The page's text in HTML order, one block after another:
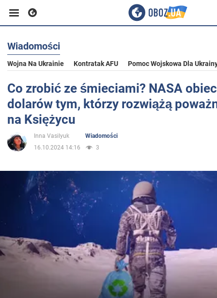
Biznes
Sport
Rozrywka
Życie
Polityka
Społeczeństwo
Wojna na Ukrainie
Wiadomości
Wojna Na Ukrainie Kontratak AFU Pomoc Wojskowa Dla
Co zrobić ze śmieciami? NASA
dolarów tym, którzy rozwiążą
na Księżycu
Inna Vasilyuk
Wiadomości
16.10.2024 14:16
3